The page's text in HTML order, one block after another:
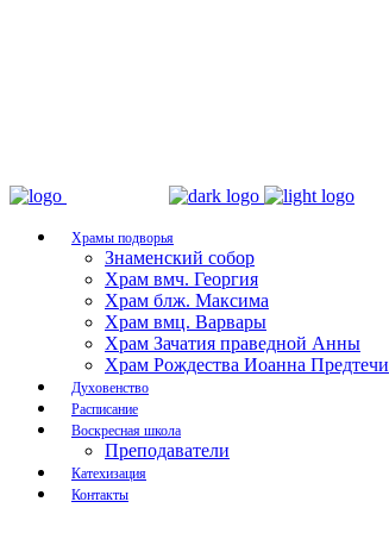
Храмы подворья
Знаменский собор
Храм вмч. Георгия
Храм блж. Максима
Храм вмц. Варвары
Храм Зачатия праведной Анны
Храм Рождества Иоанна Предтечи
Духовенство
Расписание
Воскресная школа
Преподаватели
Катехизация
Контакты